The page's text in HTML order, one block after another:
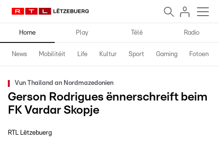
Home Play Télé Radio
News Mobilitéit Life Kultur Sport Gaming Fotoen
Vun Thailand an Nordmazedonien
Gerson Rodrigues ënnerschreift beim
FK Vardar Skopje
RTL Lëtzebuerg